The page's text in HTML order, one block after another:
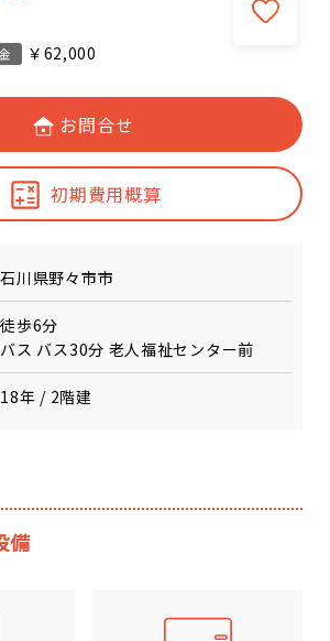
￥62,000
お問合せ
初期費用概算
石川県野々市市
徒歩6分
バス バス30分 老人福祉センター前
18年 / 2階建
備